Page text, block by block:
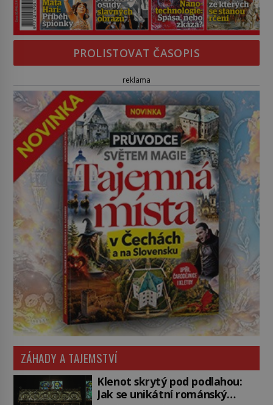
PROLISTOVAT ČASOPIS
reklama
ZÁHADY A TAJEMSTVÍ
Klenot skrytý pod podlahou:
Jak se unikátní románský